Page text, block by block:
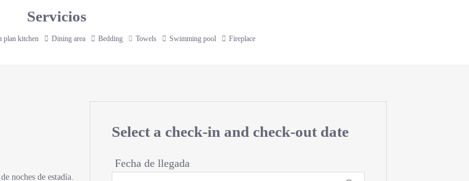
Servicios
plan kitchen Dining area Bedding Towels Swimming pool Fireplace
noches de estadía.
Select a check-in and check-out date
Fecha de llegada